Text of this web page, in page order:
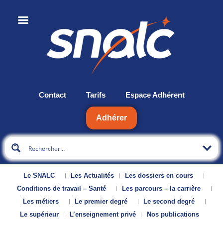
Contact Tarifs Espace Adhérent
Adhérer
Le SNALC Les Actualités
Les dossiers en cours
Conditions de travail – Santé
Les parcours – la carrière
Les métiers
Le premier degré
Le second degré
Le supérieur
L’enseignement privé Nos publications